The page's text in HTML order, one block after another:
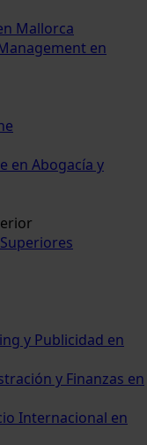
Mallorca
en
en Abogacía y
y Publicidad en
y Finanzas en
Internacional en